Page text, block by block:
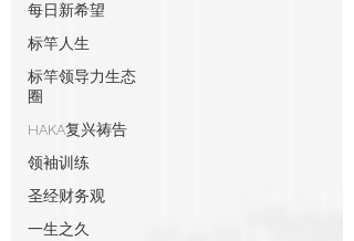
每日新希望
标竿人生
标竿领导力生态
圈
HAKA复兴祷告
领袖训练
圣经财务观
一生之久